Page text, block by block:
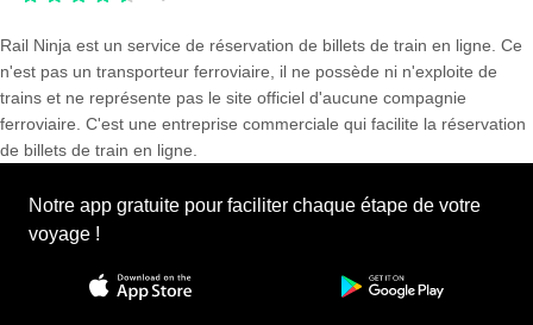
Rail Ninja est un service de réservation de billets de train en ligne. Ce
n'est pas un transporteur ferroviaire, il ne possède ni n'exploite de
trains et ne représente pas le site officiel d'aucune compagnie
ferroviaire. C'est une entreprise commerciale qui facilite la réservation
de billets de train en ligne.
Notre app gratuite pour faciliter chaque étape de votre
voyage !